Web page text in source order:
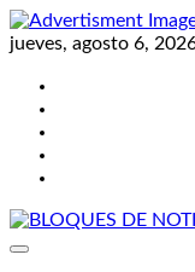
Skip
to
jueves, agosto 6,